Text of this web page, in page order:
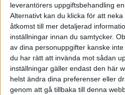
leverantörers uppgiftsbehandling
Alternativt kan du klicka för att
åtkomst till mer detaljerad
inställningar innan du samtycker.
av dina personuppgifter kanske
du har rätt att invända mot sådan
inställningar gäller endast den här
helst ändra dina preferenser eller
genom att gå tillbaka till denna